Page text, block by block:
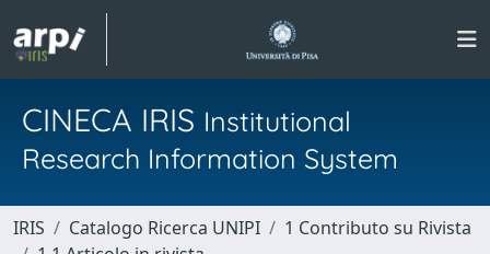
CINECA IRIS Institutional
Research Information System
IRIS Catalogo Ricerca UNIPI
1 Contributo su Rivista